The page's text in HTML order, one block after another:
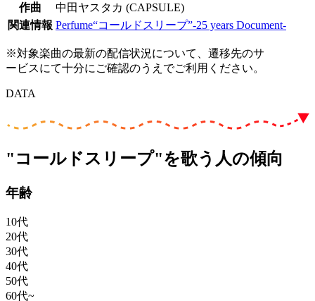
作曲
中田ヤスタカ (CAPSULE)
関連情報 Perfume“コールドスリープ”-25 years Document-
※対象楽曲の最新の配信状況について、遷移先のサ
ービスにて十分にご確認のうえでご利用ください。
DATA
"コールドスリープ"を歌う人の傾向
年齢
10代
20代
30代
40代
50代
60代~